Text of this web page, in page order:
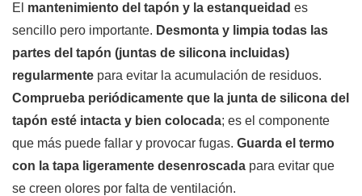
El mantenimiento del tapón y la estanqueidad es
sencillo pero importante. Desmonta y limpia todas las
partes del tapón (juntas de silicona incluidas)
regularmente para evitar la acumulación de residuos.
Comprueba periódicamente que la junta de silicona del
tapón esté intacta y bien colocada; es el componente
que más puede fallar y provocar fugas. Guarda el termo
con la tapa ligeramente desenroscada para evitar que
se creen olores por falta de ventilación.